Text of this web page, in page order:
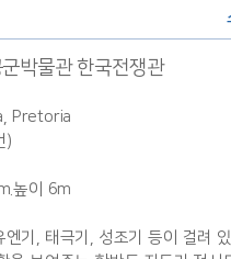
박물관 한국전쟁관
Pretoria
)
높이 6m
기, 태극기, 성조기 등이 걸려